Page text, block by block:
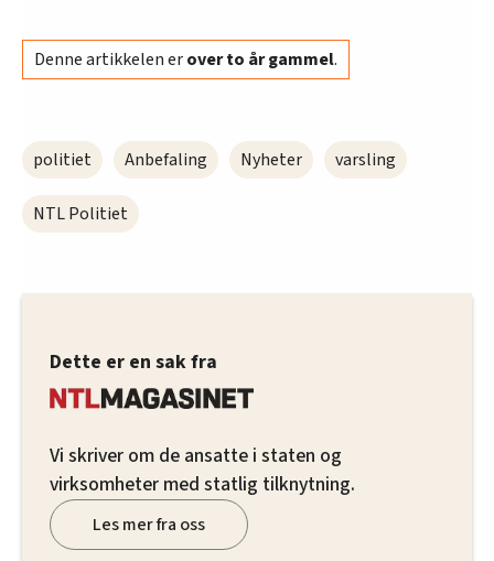
Denne artikkelen erover to år gammel.
politiet Anbefaling Nyheter varsling
NTL Politiet
Dette er en sak fra
Vi skriver om de ansatte i staten og
virksomheter med statlig tilknytning.
Les mer fra oss